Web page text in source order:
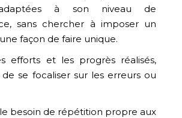
à son niveau de
sans chercher à imposer un
façon de faire unique.
efforts et les progrès réalisés,
se focaliser sur les erreurs ou
besoin de répétition propre aux